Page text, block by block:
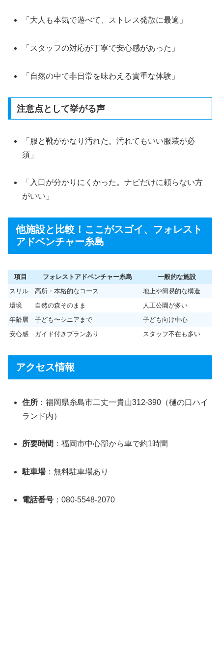
「大人も本気で遊べて、ストレス発散に最適」
「スタッフの対応が丁寧で安心感があった」
「自然の中で非日常を味わえる貴重な体験」
注意点として挙がる声
「服と靴がかなり汚れた。汚れてもいい服装が必
須」
「入口が分かりにくかった。ナビだけに頼らない方
がいい」
他施設と比較！ここがスゴイ、フォレスト
アドベンチャー糸島
項目 フォレストアドベンチャー糸島
一般的な施設
スリル
高所・本格的なコース
地上や簡易的な構造
環境
自然の森そのまま
人工公園が多い
年齢層
子ども〜シニアまで
子ども向け中心
安心感
ガイド付きプランあり スタッフ不在も多い
アクセス情報
住所 ：福岡県糸島市二丈一貴山312-390（樋の口ハイ
ランド内）
所要時間 ：福岡市中心部から車で約1時間
駐車場：無料駐車場あり
電話番号 ：080-5548-2070